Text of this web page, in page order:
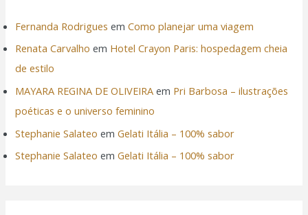
Fernanda Rodrigues emComo planejar uma viagem
Renata Carvalho em Hotel Crayon Paris: hospedagem cheia
de estilo
MAYARA REGINA DE OLIVEIRA em Pri Barbosa – ilustrações
poéticas e o universo feminino
Stephanie Salateo emGelati Itália – 100% sabor
Stephanie Salateo emGelati Itália – 100% sabor